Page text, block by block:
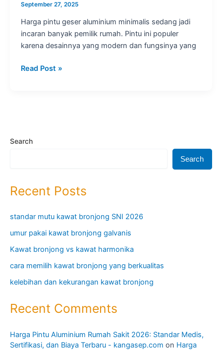
September 27, 2025
Harga pintu geser aluminium minimalis sedang jadi
incaran banyak pemilik rumah. Pintu ini populer
karena desainnya yang modern dan fungsinya yang
Harga
Read Post »
Search
Search
Recent Posts
standar mutu kawat bronjong SNI 2026
umur pakai kawat bronjong galvanis
Kawat bronjong vs kawat harmonika
cara memilih kawat bronjong yang berkualitas
kelebihan dan kekurangan kawat bronjong
Recent Comments
Harga Pintu Aluminium Rumah Sakit 2026: Standar Medis,
Sertifikasi, dan Biaya Terbaru - kangasep.com on Harga